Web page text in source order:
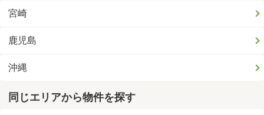
宮崎
鹿児島
沖縄
同じエリアから物件を探す